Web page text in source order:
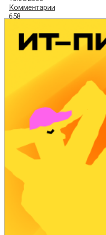
Комментарии
658